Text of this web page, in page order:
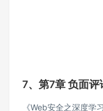
7、第7章 负面评
《Web安全之深度学